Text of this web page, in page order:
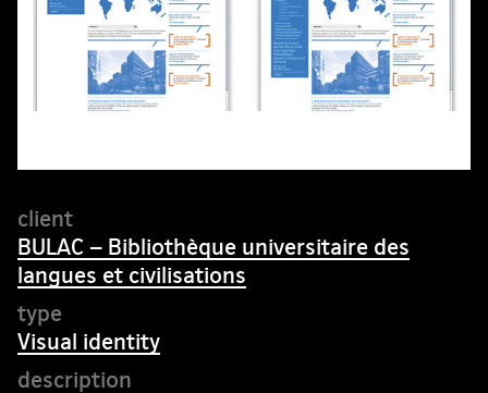
BULAC – Bibliothèque universitaire des
langues et civilisations
Visual identity